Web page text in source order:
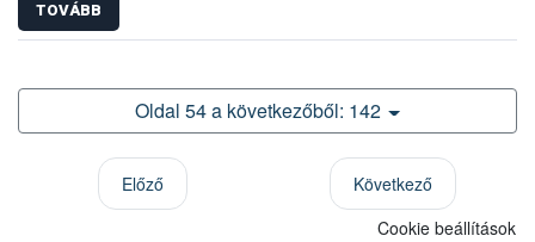
TOVÁBB
Oldal 54 a következőből: 142
Előző
Következő
Cookie beállítások